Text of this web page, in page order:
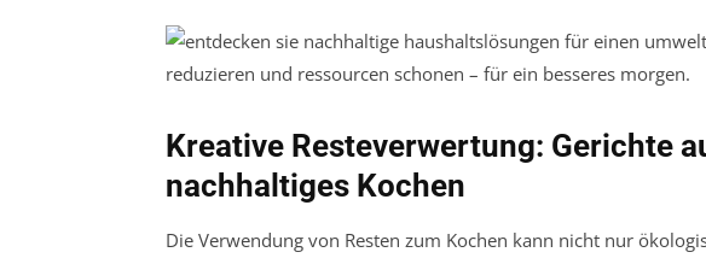
Kreative Resteverwertung: Gerichte
nachhaltiges Kochen
Die Verwendung von Resten zum Kochen kann nicht nur